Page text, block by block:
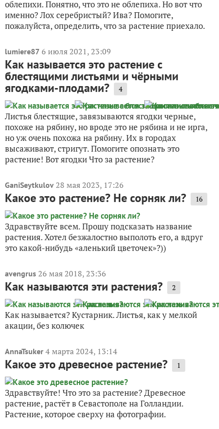
облепихи. Понятно, что это не облепиха. Но вот что
именно? Лох серебристый? Ива? Помогите,
пожалуйста, определить, что за растение приехало.
lumiere87 6 июля 2021, 23:09
Как называется это растение с
блестящими листьями и чёрными
ягодками-плодами? 4
Листья блестящие, завязываются ягодки черные,
похоже на рябину, но вроде это не рябина и не ирга,
но уж очень похожа на рябину. Их в городах
высаживают, стригут. Помогите опознать это
растение! Вот ягодки Что за растение?
GaniSeytkulov 28 мая 2023, 17:26
Какое это растение? Не сорняк ли? 16
Здравствуйте всем. Прошу подсказать название
растения. Хотел безжалостно выполоть его, а вдруг
это какой-нибудь «аленький цветочек»?))
avengrus 26 мая 2018, 23:36
Как называются эти растения? 2
Как называется? Кустарник. Листья, как у мелкой
акации, без колючек
AnnaTsuker 4 марта 2024, 13:14
Какое это древесное растение? 1
Здравствуйте! Что это за растение? Древесное
растение, растёт в Севастополе на Голландии.
Растение, которое сверху на фотографии.